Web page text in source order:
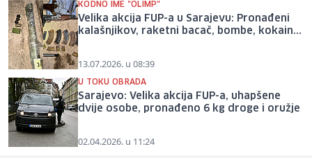
KODNO IME "OLIMP"
Velika akcija FUP-a u Sarajevu: Pronađeni
kalašnjikov, raketni bacač, bombe, kokain...
13.07.2026. u 08:39
U TOKU OBRADA
Sarajevo: Velika akcija FUP-a, uhapšene
dvije osobe, pronađeno 6 kg droge i oružje
02.04.2026. u 11:24